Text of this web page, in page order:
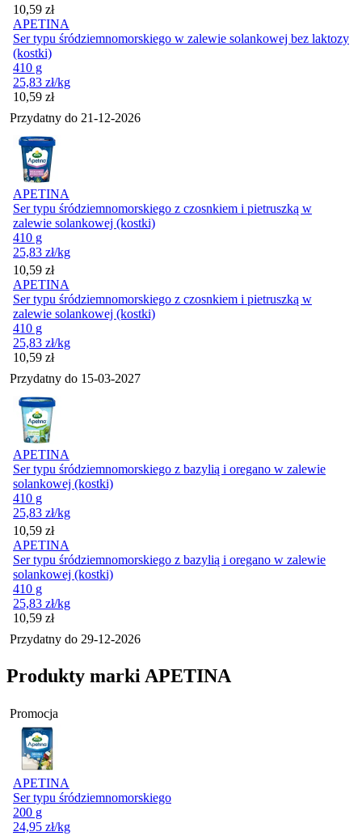
Cena
10,59 zł
APETINA
Ser typu śródziemnomorskiego w zalewie solankowej bez laktozy
(kostki)
410 g
25,83 zł/kg
Cena
10,59 zł
Przydatny do 21-12-2026
APETINA
Ser typu śródziemnomorskiego z czosnkiem i pietruszką w
zalewie solankowej (kostki)
410 g
25,83 zł/kg
Cena
10,59 zł
APETINA
Ser typu śródziemnomorskiego z czosnkiem i pietruszką w
zalewie solankowej (kostki)
410 g
25,83 zł/kg
Cena
10,59 zł
Przydatny do 15-03-2027
APETINA
Ser typu śródziemnomorskiego z bazylią i oregano w zalewie
solankowej (kostki)
410 g
25,83 zł/kg
Cena
10,59 zł
APETINA
Ser typu śródziemnomorskiego z bazylią i oregano w zalewie
solankowej (kostki)
410 g
25,83 zł/kg
Cena
10,59 zł
Przydatny do 29-12-2026
Produkty marki APETINA
Promocja
APETINA
Ser typu śródziemnomorskiego
200 g
24,95 zł/kg